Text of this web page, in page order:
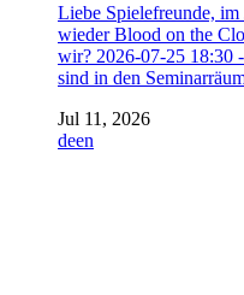
Liebe Spielefreunde, im
wieder Blood on the
wir? 2026-07-25 18:30
sind in den
Jul 11, 2026
deen